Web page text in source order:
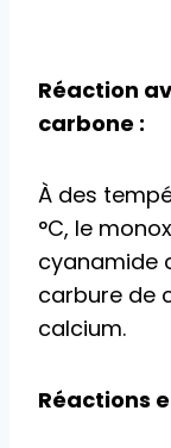
Réaction
carbone :
À des
°C, le
cyanamide
carbure de
calcium.
Réactions